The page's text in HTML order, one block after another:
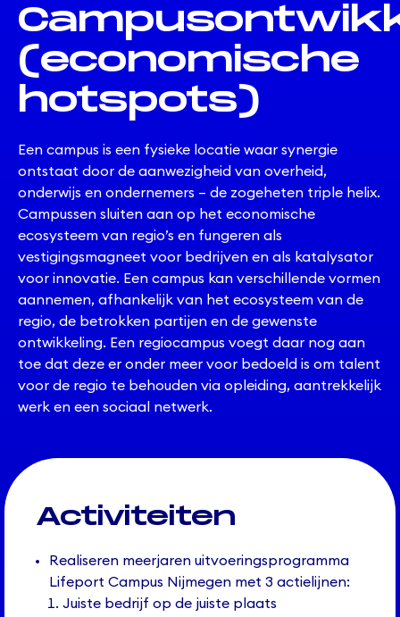
(economische
hotspots)
Een campus is een fysieke locatie waar synergie
ontstaat door de aanwezigheid van overheid,
onderwijs en ondernemers – de zogeheten triple helix.
Campussen sluiten aan op het economische
ecosysteem van regio’s en fungeren als
vestigingsmagneet voor bedrijven en als katalysator
voor innovatie. Een campus kan verschillende vormen
aannemen, afhankelijk van het ecosysteem van de
regio, de betrokken partijen en de gewenste
ontwikkeling. Een regiocampus voegt daar nog aan
toe dat deze er onder meer voor bedoeld is om talent
voor de regio te behouden via opleiding, aantrekkelijk
werk en een sociaal netwerk.
Activiteiten
Realiseren meerjaren uitvoeringsprogramma
Lifeport Campus Nijmegen met 3 actielijnen:
Juiste bedrijf op de juiste plaats